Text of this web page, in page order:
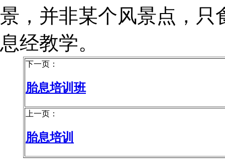
景，并非某个风景点，只
息经教学。
下一页：
胎息培训班
上一页：
胎息培训